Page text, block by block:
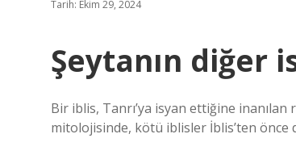
Tarih: Ekim 29, 2024
Şeytanın diğer
Bir iblis, Tanrı’ya isyan ettiğine
mitolojisinde, kötü iblisler İblis’ten önce